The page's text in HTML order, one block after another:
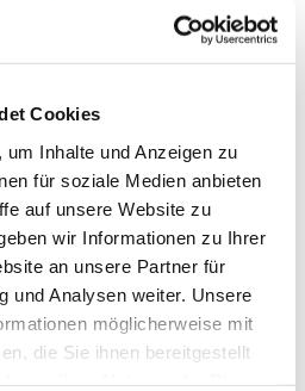
Cookies
Inhalte und Anzeigen zu
für soziale Medien anbieten
auf unsere Website zu
wir Informationen zu Ihrer
an unsere Partner für
und Analysen weiter. Unsere
möglicherweise mit
die Sie ihnen bereitgestellt
die
ein Begriff für jene
Blues, Folk und Jazz
Chor wird von Franziska
Popakademie in Witten)
vielfältige kirchenmusikalische
jeder Altersgruppe an,